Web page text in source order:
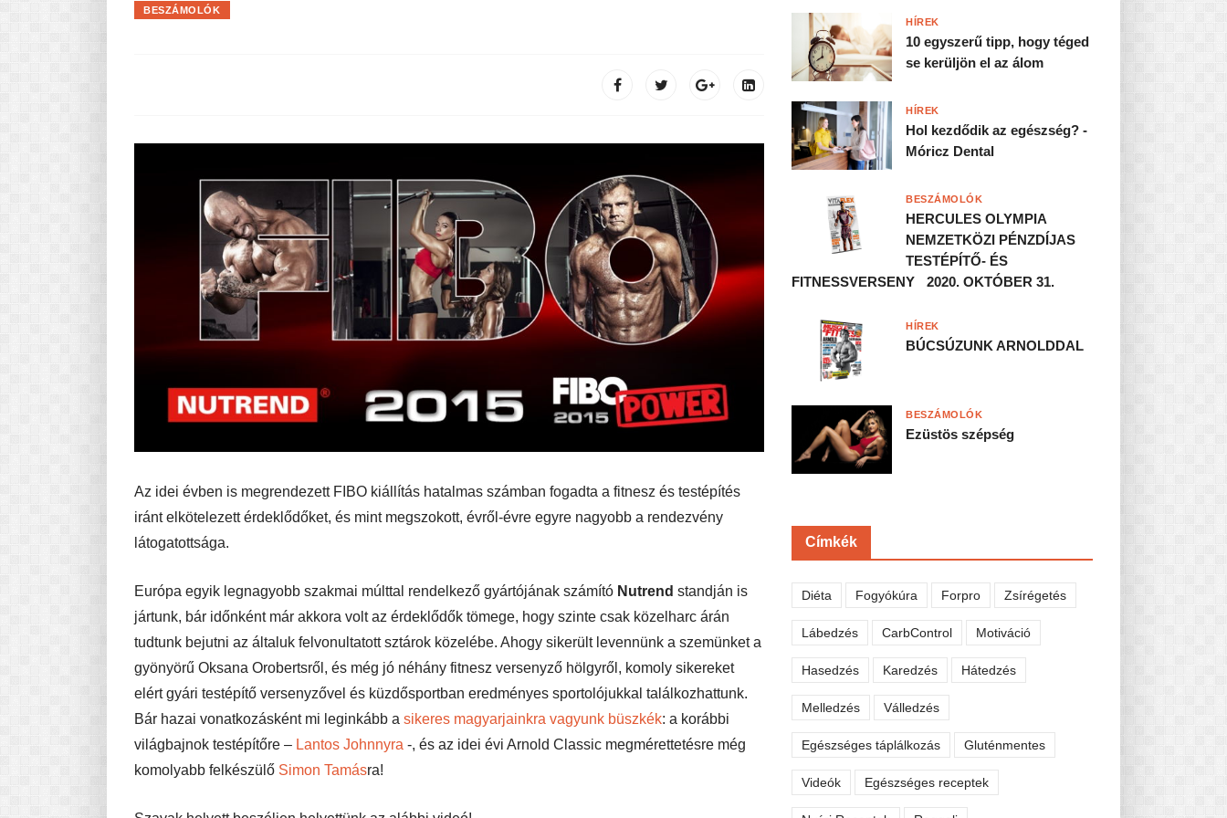
BESZÁMOLÓK
Az idei évben is megrendezett FIBO kiállítás hatalmas számban fogadta a fitnesz és testépítés
iránt elkötelezett érdeklődőket, és mint megszokott, évről-évre egyre nagyobb a rendezvény
látogatottsága.
Európa egyik legnagyobb szakmai múlttal rendelkező gyártójának számító Nutrend standján is
jártunk, bár időnként már akkora volt az érdeklődők tömege, hogy szinte csak közelharc árán
tudtunk bejutni az általuk felvonultatott sztárok közelébe. Ahogy sikerült levennünk a szemünket a
gyönyörű Oksana Orobertsről, és még jó néhány fitnesz versenyző hölgyről, komoly sikereket
elért gyári testépítő versenyzővel és küzdősportban eredményes sportolójukkal találkozhattunk.
Bár hazai vonatkozásként mi leginkább a sikeres magyarjainkra vagyunk büszkék: a korábbi
világbajnok testépítőre – Lantos Johnnyra -, és az idei évi Arnold Classic megmérettetésre még
komolyabb felkészülő Simon Tamásra!
10 egyszerű tipp, hogy téged
se kerüljön el az álom
HÍREK
Hol kezdődik az egészség? -
Móricz Dental
HÍREK
HERCULES OLYMPIA
NEMZETKÖZI PÉNZDÍJAS
TESTÉPÍTŐ- ÉS
FITNESSVERSENY 2020. OKTÓBER 31.
BESZÁMOLÓK
BÚCSÚZUNK ARNOLDDAL
HÍREK
Ezüstös szépség
BESZÁMOLÓK
Címkék
Diéta Fogyókúra Forpro Zsírégetés
Lábedzés CarbControl Motiváció
Hasedzés Karedzés Hátedzés
Melledzés Válledzés
Egészséges táplálkozás Gluténmentes
Videók Egészséges receptek